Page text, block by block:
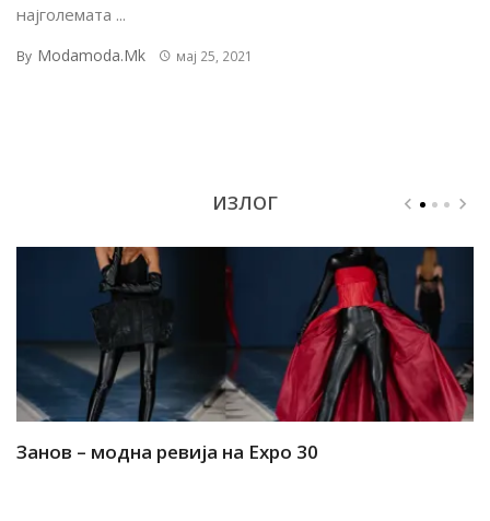
најголемата ...
By Modamoda.mk мај 25, 2021
ИЗЛОГ
Занов – модна ревија на Expo 30